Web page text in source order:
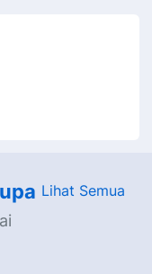
Lihat Semua